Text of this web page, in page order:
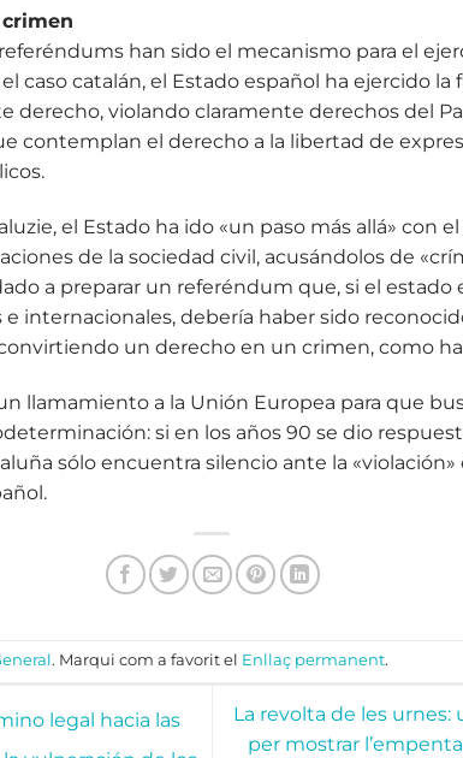
han sido el mecanismo para el
caso catalán, el Estado español ha ejercido la
derecho, violando claramente derechos del
contemplan el derecho a la libertad de
el Estado ha ido «un paso más allá» con
de la sociedad civil, acusándolos de
a preparar un referéndum que, si el estado
internacionales, debería haber sido
un derecho en un crimen, como
llamamiento a la Unión Europea para que
si en los años 90 se dio
sólo encuentra silencio ante la
. Marqui com a favorit el Enllaç permanent.
legal hacia las
La revolta de les urnes:
per mostrar